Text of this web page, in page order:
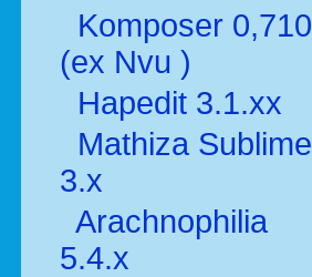
Komposer 0,710
(ex Nvu )
Hapedit 3.1.xx
Mathiza Sublime
3.x
Arachnophilia
5.4.x